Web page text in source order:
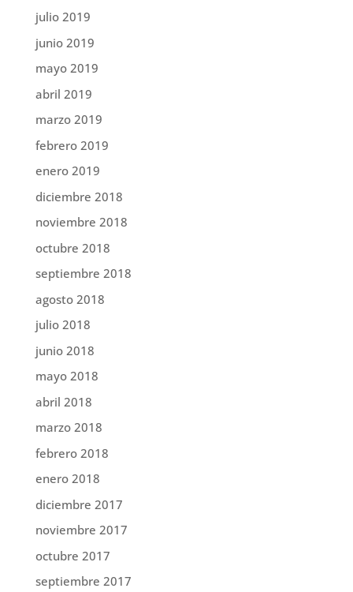
julio 2019
junio 2019
mayo 2019
abril 2019
marzo 2019
febrero 2019
enero 2019
diciembre 2018
noviembre 2018
octubre 2018
septiembre 2018
agosto 2018
julio 2018
junio 2018
mayo 2018
abril 2018
marzo 2018
febrero 2018
enero 2018
diciembre 2017
noviembre 2017
octubre 2017
septiembre 2017